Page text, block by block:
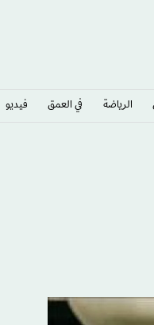
الرياضة في العمق فيديو